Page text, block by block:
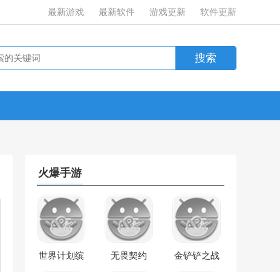
最新游戏 最新软件 游戏更新 软件更新
火爆手游
世界计划缤
无畏契约 金铲铲之战